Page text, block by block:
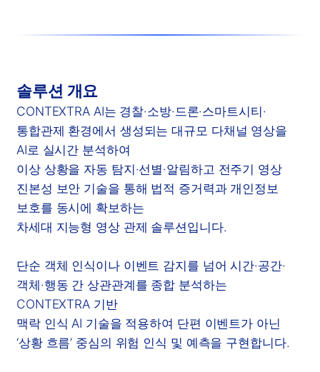
솔루션 개요
CONTEXTRA AI는 경찰·소방·드론·스마트시티·
통합관제 환경에서 생성되는 대규모 다채널 영상을
AI로 실시간 분석하여
이상 상황을 자동 탐지·선별·알림하고 전주기 영상
진본성 보안 기술을 통해 법적 증거력과 개인정보
보호를 동시에 확보하는
차세대 지능형 영상 관제 솔루션입니다.
단순 객체 인식이나 이벤트 감지를 넘어 시간·공간·
객체·행동 간 상관관계를 종합 분석하는
CONTEXTRA 기반
맥락 인식 AI 기술을 적용하여 단편 이벤트가 아닌
‘상황 흐름’ 중심의 위험 인식 및 예측을 구현합니다.